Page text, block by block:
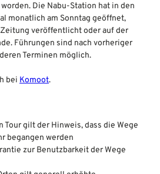
Die Nabu-Station hat in den
monatlich am Sonntag geöffnet,
veröffentlicht oder auf der
Führungen sind nach vorheriger
Terminen möglich.
bei Komoot.
Tour gilt der Hinweis, dass die Wege
begangen werden
zur Benutzbarkeit der Wege